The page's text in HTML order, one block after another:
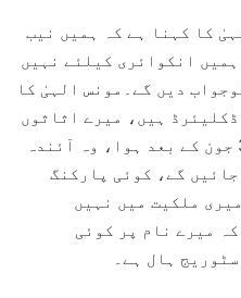
کا کہنا ہے کہ ہمیں نیب
انکوائری کیلئے نہیں
دیں گے۔مونس الہیٰ کا
ہیں، میرے اثاثوں
میں کوئی اضافہ ہوا تو وہ 30 جون کے بعد ہوا، وہ آئندہ
گے، کوئی پارکنگ
ملکیت میں نہیں
میرے نام پر کوئی
ہال ہے۔